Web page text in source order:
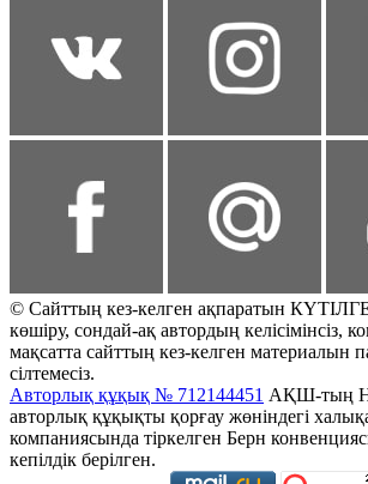
© Сайттың кез-келген ақпаратын
көшіру, сондай-ақ автордың келісімінсіз,
мақсатта сайттың кез-келген материалын
сілтемесіз.
Авторлық құқық № 712144451 АҚШ-тың
авторлық құқықты қорғау жөніндегі
компаниясында тіркелген Берн
кепілдік берілген.